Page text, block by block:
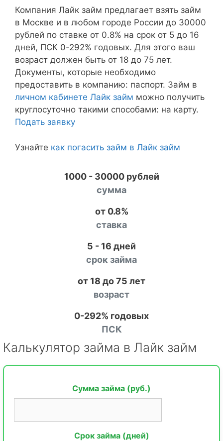
Компания Лайк займ предлагает взять займ
в Москве и в любом городе России до 30000
рублей по ставке от 0.8% на срок от 5 до 16
дней, ПСК 0-292% годовых. Для этого ваш
возраст должен быть от 18 до 75 лет.
Документы, которые необходимо
предоставить в компанию: паспорт. Займ в
личном кабинете Лайк займ можно получить
круглосуточно такими способами: на карту.
Подать заявку
Узнайте как погасить займ в Лайк займ
1000 - 30000 рублей
сумма
от 0.8%
ставка
5 - 16 дней
срок займа
от 18 до 75 лет
возраст
0-292% годовых
ПСК
Калькулятор займа в Лайк займ
Сумма займа (руб.)
Срок займа (дней)